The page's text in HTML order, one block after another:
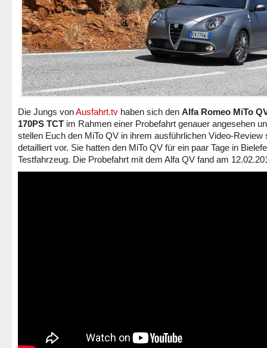
Die Jungs vonAusfahrt.tv haben sich den Alfa Romeo MiTo
170PS TCT im Rahmen einer Probefahrt genauer angesehen
stellen Euch den MiTo QV in ihrem ausführlichen Video-Review
detailliert vor. Sie hatten den MiTo QV für ein paar Tage in
Testfahrzeug. Die Probefahrt mit dem Alfa QV fand am